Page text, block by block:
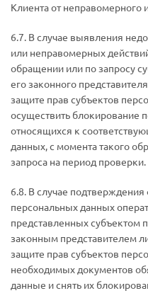
Клиента от неправомерного
6.7. В случае выявления
или неправомерных
обращении или по запросу
его законного
защите прав субъектов
осуществить блокирование
относящихся к
данных, с момента такого
запроса на период проверки.
6.8. В случае
персональных данных
представленных субъектом
законным представителем
защите прав субъектов
необходимых документов
данные и снять их